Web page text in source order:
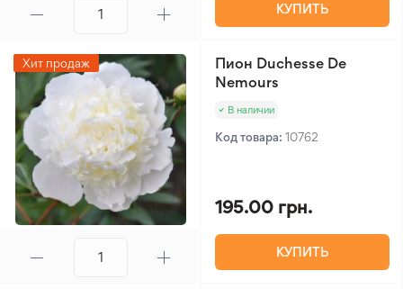
КУПИТЬ
Хит продаж
Пион Duchesse De
Nemours
В наличии
Код товара: 10762
195.00 грн.
КУПИТЬ